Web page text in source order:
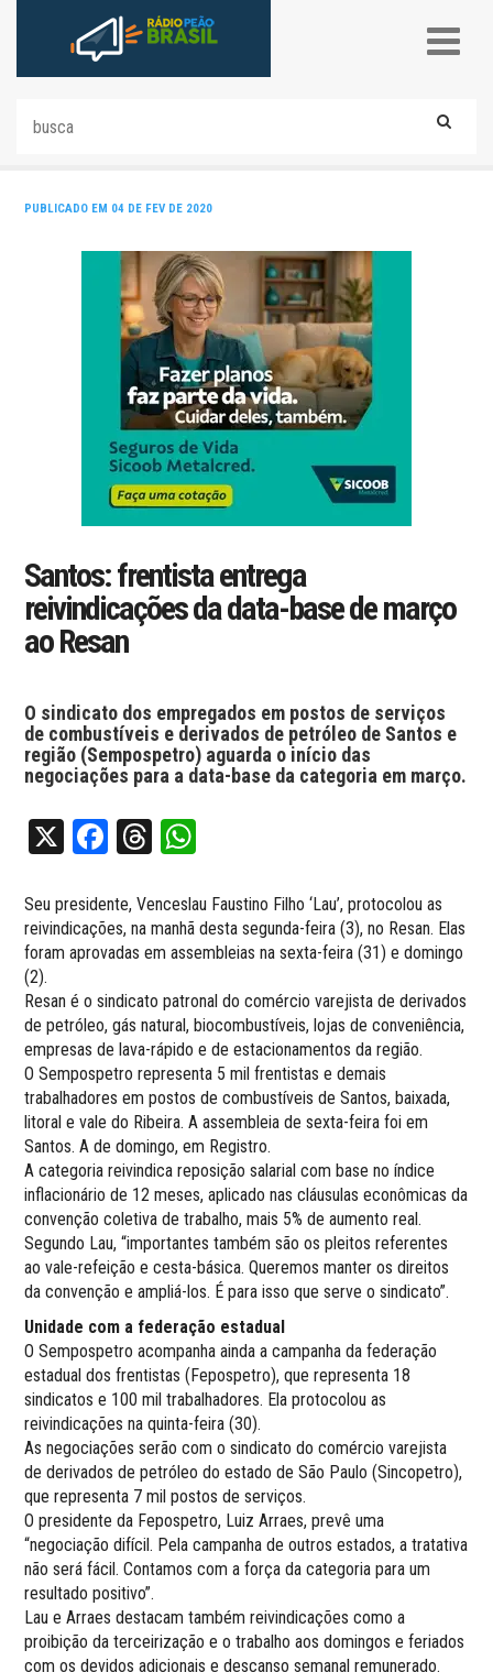
PUBLICADO EM 04 DE FEV DE 2020
Santos: frentista entrega
reivindicações da data-base de março
ao Resan
O sindicato dos empregados em postos de serviços
de combustíveis e derivados de petróleo de Santos e
região (Sempospetro) aguarda o início das
negociações para a data-base da categoria em março.
X Facebook
Threads
Seu presidente, Venceslau Faustino Filho ‘Lau’, protocolou as
reivindicações, na manhã desta segunda-feira (3), no Resan. Elas
foram aprovadas em assembleias na sexta-feira (31) e domingo
(2).
Resan é o sindicato patronal do comércio varejista de derivados
de petróleo, gás natural, biocombustíveis, lojas de conveniência,
empresas de lava-rápido e de estacionamentos da região.
O Sempospetro representa 5 mil frentistas e demais
trabalhadores em postos de combustíveis de Santos, baixada,
litoral e vale do Ribeira. A assembleia de sexta-feira foi em
Santos. A de domingo, em Registro.
A categoria reivindica reposição salarial com base no índice
inflacionário de 12 meses, aplicado nas cláusulas econômicas da
convenção coletiva de trabalho, mais 5% de aumento real.
Segundo Lau, “importantes também são os pleitos referentes
ao vale-refeição e cesta-básica. Queremos manter os direitos
da convenção e ampliá-los. É para isso que serve o sindicato”.
Unidade com a federação estadual
O Sempospetro acompanha ainda a campanha da federação
estadual dos frentistas (Fepospetro), que representa 18
sindicatos e 100 mil trabalhadores. Ela protocolou as
reivindicações na quinta-feira (30).
As negociações serão com o sindicato do comércio varejista
de derivados de petróleo do estado de São Paulo (Sincopetro),
que representa 7 mil postos de serviços.
O presidente da Fepospetro, Luiz Arraes, prevê uma
“negociação difícil. Pela campanha de outros estados, a tratativa
não será fácil. Contamos com a força da categoria para um
resultado positivo”.
Lau e Arraes destacam também reivindicações como a
proibição da terceirização e o trabalho aos domingos e feriados
com os devidos adicionais e descanso semanal remunerado.